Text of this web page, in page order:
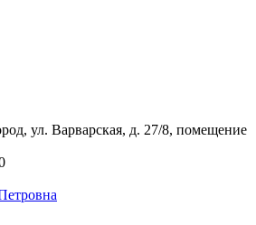
ул. Варварская, д. 27/8, помещение